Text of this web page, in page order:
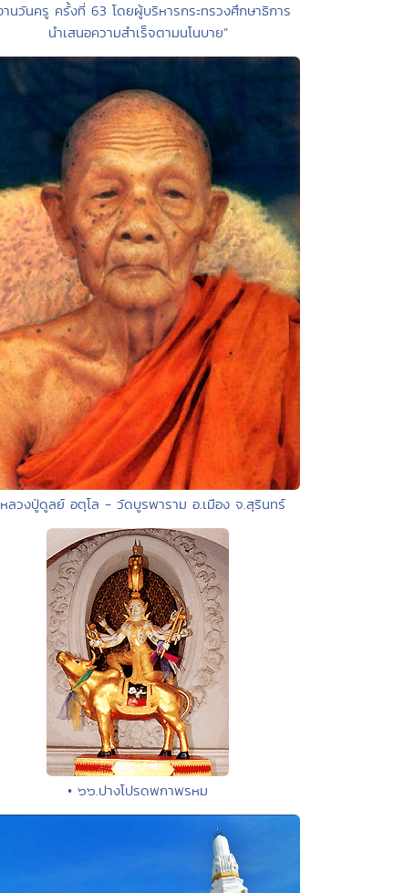
านวันครู ครั้งที่ 63 โดยผู้บริหารกระทรวงศึกษาธิการ
นำเสนอความสำเร็จตามนโนบาย”
ลวงปู่ดูลย์ อตุโล - วัดบูรพาราม อ.เมือง จ.สุรินทร์
• ๖๖.ปางโปรดพกาพรหม